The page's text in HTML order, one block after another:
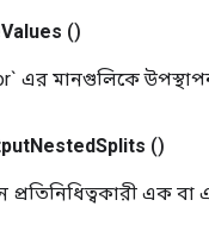
Values ​​()
এর মানগুলিকে
NestedSplits ()
এক বা